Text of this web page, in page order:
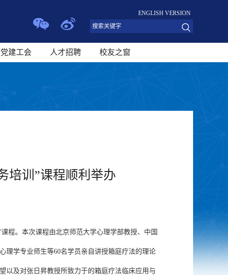
ENGLISH VERSION
党建工会 人才招聘 校友之窗
培训”课程顺利举办
程。本次课程由北京师范大学心理学部教授、中国
理学专业师生等60名学员亲自讲授箱庭疗法的理论
以及对张日昇教授所致力于的箱庭疗法临床应用与